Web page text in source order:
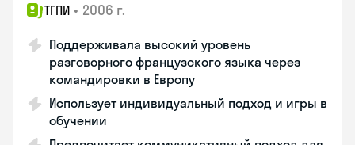
ТГПИ • 2006 г.
Поддерживала высокий уровень
разговорного французского языка через
командировки в Европу
Использует индивидуальный подход и игры в
обучении